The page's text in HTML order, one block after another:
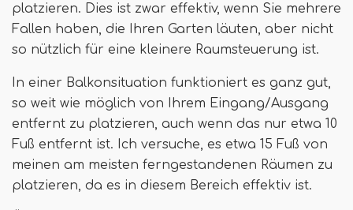
platzieren. Dies ist zwar effektiv, wenn Sie mehrere
Fallen haben, die Ihren Garten läuten, aber nicht
so nützlich für eine kleinere Raumsteuerung ist.
In einer Balkonsituation funktioniert es ganz gut,
so weit wie möglich von Ihrem Eingang/Ausgang
entfernt zu platzieren, auch wenn das nur etwa 10
Fuß entfernt ist. Ich versuche, es etwa 15 Fuß von
meinen am meisten ferngestandenen Räumen zu
platzieren, da es in diesem Bereich effektiv ist.